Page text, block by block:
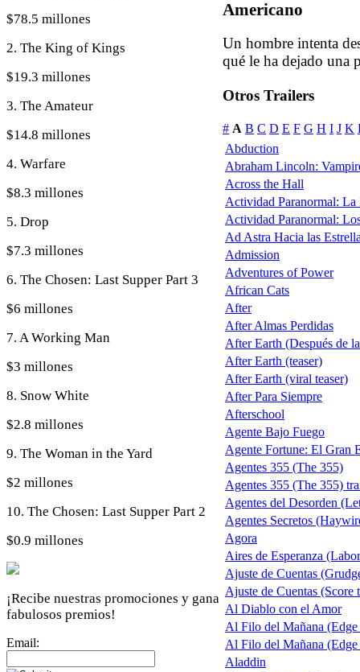
$78.5 millones
2. The King of Kings
$19.3 millones
3. The Amateur
$14.8 millones
4. Warfare
$8.3 millones
5. Drop
$7.3 millones
6. The Chosen: Last Supper Part 3
$6 millones
7. A Working Man
$3 millones
8. Snow White
$2.8 millones
9. The Woman in the Yard
$2 millones
10. The Chosen: Last Supper Part 2
$0.9 millones
¡Recibe nuestras promociones y gana
fabulosos premios!
Email:
Americano
Un hombre intenta
qué le ha dejado una
Otros Trailers
# A B C D E F G H I J K
Abduction
Abraham Lincoln:
Across the Hall
Actividad Paranormal: La
Actividad Paranormal:
Ad Astra Hacia las
Admission
Adventures of Power
African Cats
After
After Almas Perdidas
After Earth (Después de
After Earth (teaser)
After Earth (viral teaser)
After Para Siempre
Afterschool
Agente Bajo Fuego
Agente Fortune: El Gran
Agentes 355 (The 355)
Agentes 355 (The 355)
Agentes del Desorden
Agentes Secretos
Agora
Aires de Esperanza
Ajuste de Cuentas
Ajuste de Cuentas (Score
Al Diablo con el Amor
Al Filo del Mañana
Al Filo del Mañana
Aladdin